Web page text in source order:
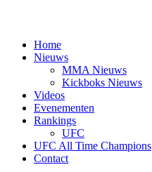
Home
Nieuws
MMA Nieuws
Kickboks Nieuws
Videos
Evenementen
Rankings
UFC
UFC All Time Champions
Contact